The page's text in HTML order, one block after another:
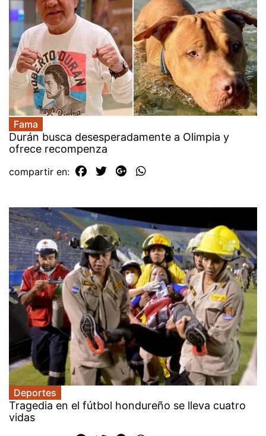
Fama
Durán busca desesperadamente a Olimpia y
ofrece recompenza
compartir en:
Deportes
Tragedia en el fútbol hondureño se lleva cuatro
vidas